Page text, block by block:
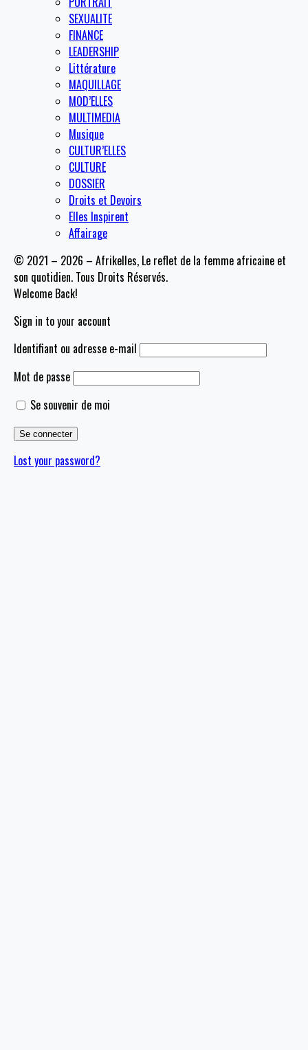
SEXUALITE
FINANCE
LEADERSHIP
Littérature
MAQUILLAGE
MOD’ELLES
MULTIMEDIA
Musique
CULTUR’ELLES
CULTURE
DOSSIER
Droits et Devoirs
Elles Inspirent
Affairage
© 2021 – 2026 – Afrikelles, Le reflet de la femme africaine et
son quotidien. Tous Droits Réservés.
Welcome Back!
Sign in to your account
Identifiant ou adresse e-mail
Mot de passe
Se souvenir de moi
Lost your password?